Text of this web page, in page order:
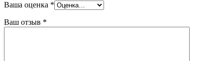
Ваша оценка *
Ваш отзыв *